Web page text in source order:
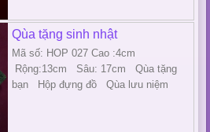
Qùa tặng sinh nhật
Mã số: HOP 027 Cao :4cm
Rộng:13cm Sâu: 17cm Qùa tặng
bạn Hộp đựng đồ Qùa lưu niệm